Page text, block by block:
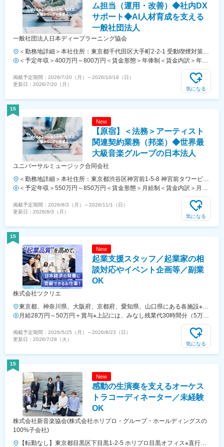
です（実際は誘われません）。こうした環境は、入社前の予想以上に自
分にとっての安心材料になりました。（Rさん／2024年9月入社）
ム担当（運用・改善）◆社内DX
サポート◆AI人材育成を支える
一般社団法人
一般社団法人日本ディープラーニング協会
＜勤務地詳細＞本社住所：東京都千代田区大手町2-2-1 受動喫煙対策：
屋内全面禁煙変更の範囲：会社の定める事業所（リモートワーク含む）
＜予定年収＞400万円～800万円＜賃金形態＞年俸制＜賃金内訳＞年額
（基本給）：4,000,000円～8,000,000円＜月額＞285,714円～571,428
円（14分割）＜昇給有無＞有＜残業手当＞有＜給与補足＞上記はあく
まで目安であり、スキル・経験により決定します。賃金はあくまでも目
掲載予定期間： 2026/7/20（月） ～2026/10/18（日）
更新日： 2026/7/20（月）
気になる
15
New
【原宿】＜法務＞アーティスト
関連契約業務（邦楽）◆世界最
大級音楽グループの日本法人
ユニバーサルミュージック合同会社
＜勤務地詳細＞本社住所：東京都渋谷区神宮前1-5-8 神宮前タワービル
ディング17F勤務地最寄駅：千代田線・副都心線／明治神宮前駅受動喫
煙対策：敷地内全面禁煙変更の範囲：会社の定める事業所（リモートワ
ーク含む）
＜予定年収＞550万円～850万円＜賃金形態＞月給制＜賃金内訳＞月額
（基本給）：312,922円～478,000円固定残業手当/月：99,104円～
173,660円（固定残業時間38時間0分/月）超過した時間外労働の残業手
当は追加支給＜月給＞412,026円～651,660円（一律手当を含む）＜昇
を含めた表記です。
掲載予定期間： 2026/8/3（月） ～2026/11/1（日）
更新日： 2026/8/3（月）
気になる
15
New
起業支援スタッフ／起業家の相
談対応やイベント企画等／副業
OK
株式会社ツクリエ
東京都、神奈川県、大阪府、京都府、愛知県、山口県にある各施設※希
望を考慮した上で決定します。★U・Iターン希望も歓迎！【各施設一
覧】■本社（東京都千代田区）■Startup Hub Tokyo 丸の内（東京都千代
田区）■東京コンテンツインキュベーションセンター（TCIC）■六郷
BASE（東京都大田区）■かわさき新産業創造センター（神奈川県川崎
（山口県宇部市）■産業交流スペース Megriba（山口県山口市）
月給28万円～50万円＋賞与※上記には、みなし残業代30時間分（5万
6000円～10万円）が含まれます。※みなし残業時間超過分は、別途支
給します。
掲載予定期間： 2026/5/25（月） ～2026/8/23（日）
更新日： 2026/7/28（火）
気になる
15
New
感動の生演奏を支えるオーケス
トラコーディネーター／未経験
OK
株式会社新音楽協会(株式会社ホリプロ・グループ・ホールディングスの
100%子会社)
【転勤なし】東京都目黒区下目黒1-2-5 ホリプロ目黒オフィス※直行直